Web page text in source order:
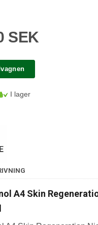
SEK
I lager
A4 Skin